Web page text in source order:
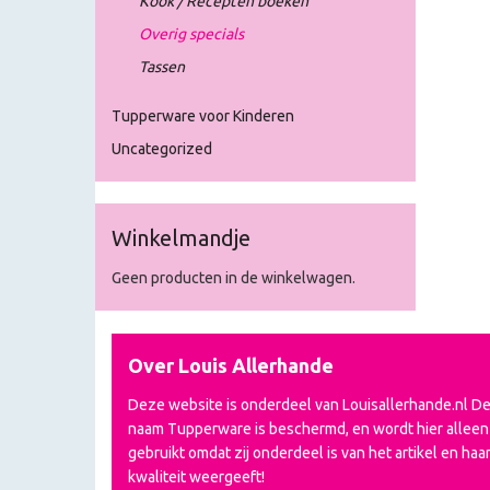
Overig specials
Tassen
Tupperware voor Kinderen
Uncategorized
Winkelmandje
Geen producten in de winkelwagen.
Over Louis Allerhande
Deze website is onderdeel van Louisallerhande.nl De
naam Tupperware is beschermd, en wordt hier alleen
gebruikt omdat zij onderdeel is van het artikel en haar
kwaliteit weergeeft!